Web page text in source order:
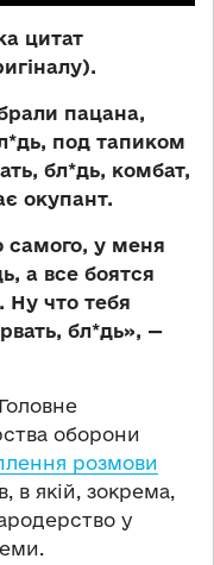
цитат
пацана,
под тапиком
бл*дь, комбат,
окупант.
самого, у меня
а все боятся
Ну что тебя
бл*дь», —
оборони
розмови
в якій, зокрема,
у